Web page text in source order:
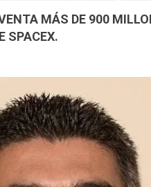
MÁS DE 900
SPACEX.